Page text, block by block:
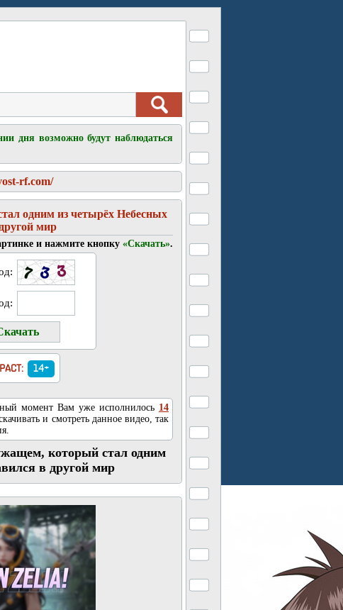
дня возможно будут наблюдаться
rf.com/
одним из четырёх Небесных
мир
и нажмите кнопку «Скачать».
14+
момент Вам уже исполнилось 14
и смотреть данное видео, так
который стал одним
в другой мир